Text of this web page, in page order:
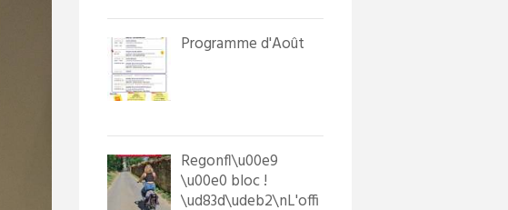
Programme d'Août
Regonfl\u00e9
\u00e0 bloc !
\ud83d\udeb2\nL'offi